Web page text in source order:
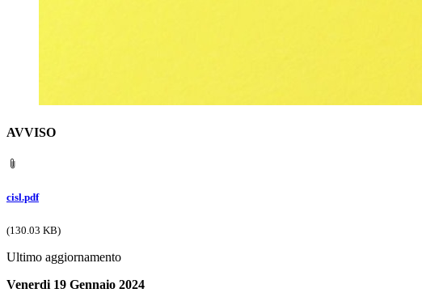
AVVISO
cisl.pdf
(130.03 KB)
Ultimo aggiornamento
Venerdi 19 Gennaio 2024